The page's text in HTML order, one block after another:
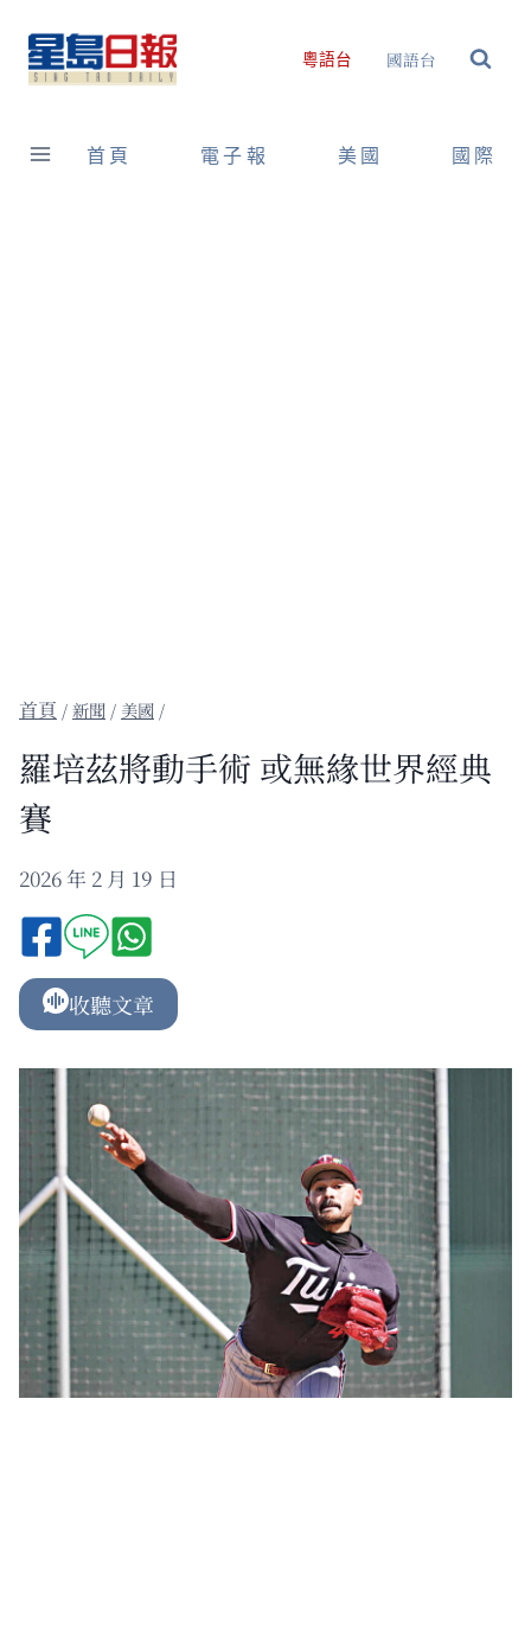
content
粵語台 國語台
首頁 電子報 美國 國際
/新聞 / 美國 /
羅培茲將動手術 或無緣世界經典
賽
2026 年 2 月 19 日
收聽文章